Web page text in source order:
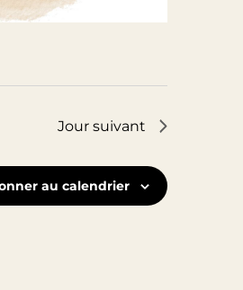
Jour suivant
au calendrier